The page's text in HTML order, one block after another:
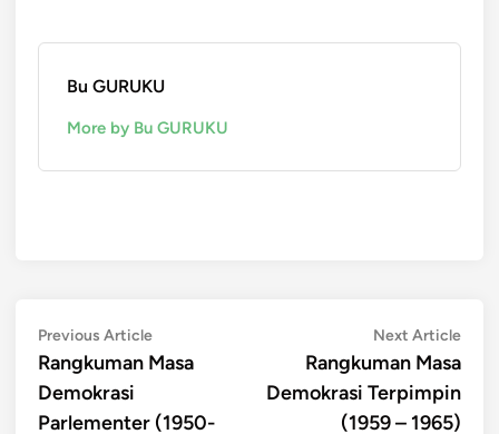
Bu GURUKU
More by Bu GURUKU
Post
navigation
Previous ArticlePrevious
article:
Rangkuman Masa
Demokrasi
Parlementer (1950-
Next ArticleNext
Rangkuman Masa
Demokrasi Terpimpin
(1959 – 1965)